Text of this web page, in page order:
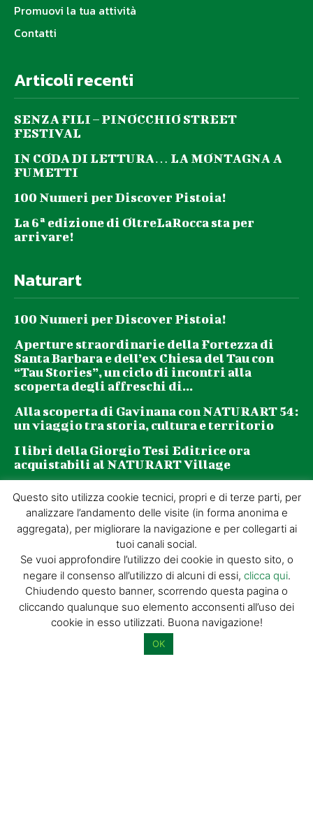
Promuovi la tua attività
Contatti
Articoli recenti
SENZA FILI – PINOCCHIO STREET
FESTIVAL
IN CODA DI LETTURA… LA MONTAGNA A
FUMETTI
100 Numeri per Discover Pistoia!
La 6ª edizione di OltreLaRocca sta per
arrivare!
Naturart
100 Numeri per Discover Pistoia!
Aperture straordinarie della Fortezza di
Santa Barbara e dell’ex Chiesa del Tau con
“Tau Stories”, un ciclo di incontri alla
scoperta degli affreschi di...
Alla scoperta di Gavinana con NATURART 54:
un viaggio tra storia, cultura e territorio
I libri della Giorgio Tesi Editrice ora
acquistabili al NATURART Village
Newsletter
La tua email (richiesto)
Acconsento al trattamento dei miei dati personali per l’invio di
materiale informativo e promozionale tramite il servizio di
newsletter
Dimostra di essere umano selezionando
Questo sito utilizza cookie tecnici, propri e di terze parti, per
analizzare l’andamento delle visite (in forma anonima e
aggregata), per migliorare la navigazione e per collegarti ai
tuoi canali social.
Se vuoi approfondire l’utilizzo dei cookie in questo sito, o
negare il consenso all’utilizzo di alcuni di essi, clicca qui.
Chiudendo questo banner, scorrendo questa pagina o
cliccando qualunque suo elemento acconsenti all’uso dei
cookie in esso utilizzati. Buona navigazione!
OK